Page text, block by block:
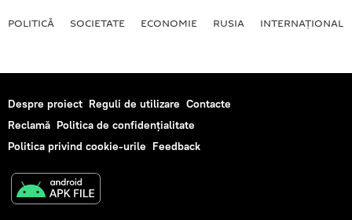
POLITICĂ SOCIETATE ECONOMIE RUSIA INTERNAŢIONAL
Despre proiect Reguli de utilizare Contacte
Reclamă Politica de confidențialitate
Politica privind cookie-urile Feedback